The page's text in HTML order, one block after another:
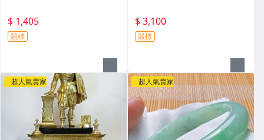
$ 1,405
競標
$ 3,100
競標
超人氣賣家 超人氣賣家